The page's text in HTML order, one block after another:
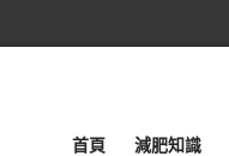
首頁 減肥知識